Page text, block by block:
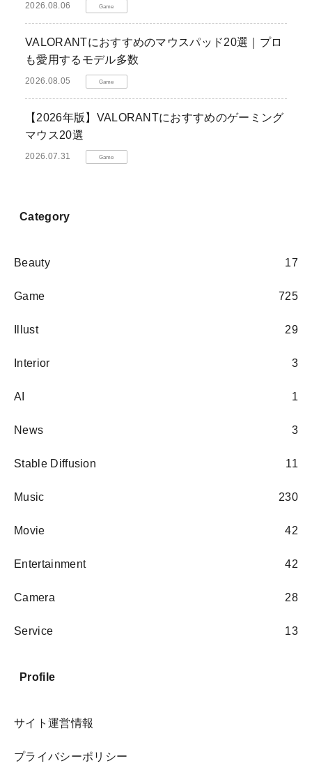
2026.08.06 Game
VALORANTにおすすめのマウスパッド20選｜プロ
も愛用するモデル多数
2026.08.05 Game
【2026年版】VALORANTにおすすめのゲーミング
マウス20選
2026.07.31 Game
Category
Beauty 17
Game 725
Illust 29
Interior 3
AI 1
News 3
Stable Diffusion 11
Music 230
Movie 42
Entertainment 42
Camera 28
Service 13
Profile
サイト運営情報
プライバシーポリシー